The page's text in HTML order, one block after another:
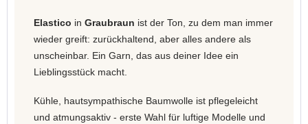
Elastico in Graubraun ist der Ton, zu dem man immer
wieder greift: zurückhaltend, aber alles andere als
unscheinbar. Ein Garn, das aus deiner Idee ein
Lieblingsstück macht.
Kühle, hautsympathische Baumwolle ist pflegeleicht
und atmungsaktiv - erste Wahl für luftige Modelle und